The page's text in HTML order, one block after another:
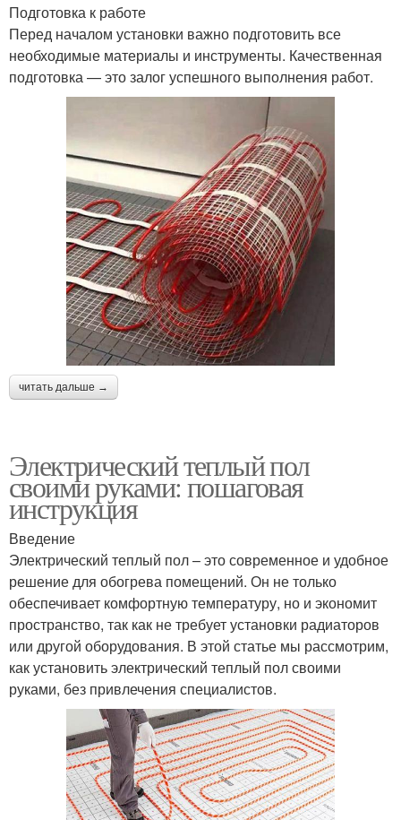
Подготовка к работе
Перед началом установки важно подготовить все
необходимые материалы и инструменты. Качественная
подготовка — это залог успешного выполнения работ.
читать дальше →
Электрический теплый пол
своими руками: пошаговая
инструкция
Введение
Электрический теплый пол – это современное и удобное
решение для обогрева помещений. Он не только
обеспечивает комфортную температуру, но и экономит
пространство, так как не требует установки радиаторов
или другой оборудования. В этой статье мы рассмотрим,
как установить электрический теплый пол своими
руками, без привлечения специалистов.